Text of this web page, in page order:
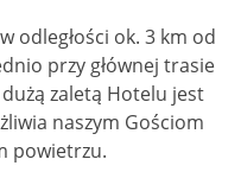
odległości ok. 3 km od
przy głównej trasie
zaletą Hotelu jest
naszym Gościom
powietrzu.